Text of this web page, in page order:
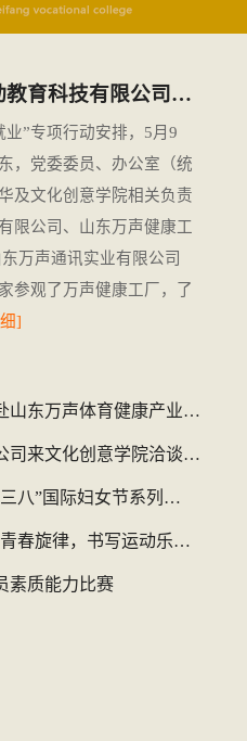
教育科技有限公司…
”专项行动安排，5月9
，党委委员、办公室（统
及文化创意学院相关负责
限公司、山东万声健康工
万声通讯实业有限公司
参观了万声健康工厂，了
]
山东万声体育健康产业…
司来文化创意学院洽谈…
八”国际妇女节系列…
春旋律，书写运动乐…
素质能力比赛